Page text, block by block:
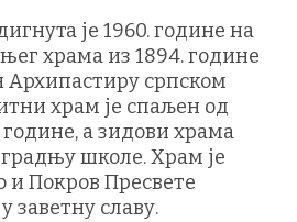
је 1960. године на
храма из 1894. године
Архипастиру српском
храм је спаљен од
а зидови храма
школе. Храм је
и Покров Пресвете
заветну славу.